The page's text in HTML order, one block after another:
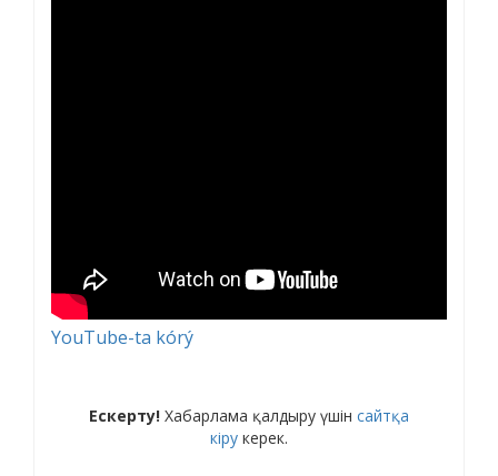
YouTube-ta kórý
Ескерту! Хабарлама қалдыру үшін сайтқа
кіру керек.